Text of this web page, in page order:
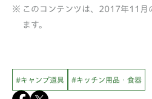
このコンテンツは、2017年11月
ます。
#キャンプ道具 #キッチン用品・食器